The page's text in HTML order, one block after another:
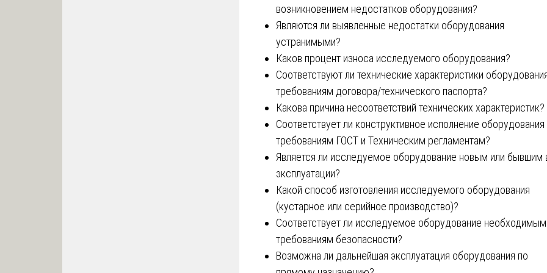
возникновением недостатков оборудования?
Являются ли выявленные недостатки оборудования
устранимыми?
Каков процент износа исследуемого оборудования?
Соответствуют ли технические характеристики
требованиям договора/технического паспорта?
Какова причина несоответствий технических характеристик?
Соответствует ли конструктивное исполнение оборудования
требованиям ГОСТ и Техническим регламентам?
Является ли исследуемое оборудование новым или бывшим
эксплуатации?
Какой способ изготовления исследуемого оборудования
(кустарное или серийное производство)?
Соответствует ли исследуемое оборудование необходимым
требованиям безопасности?
Возможна ли дальнейшая эксплуатация оборудования по